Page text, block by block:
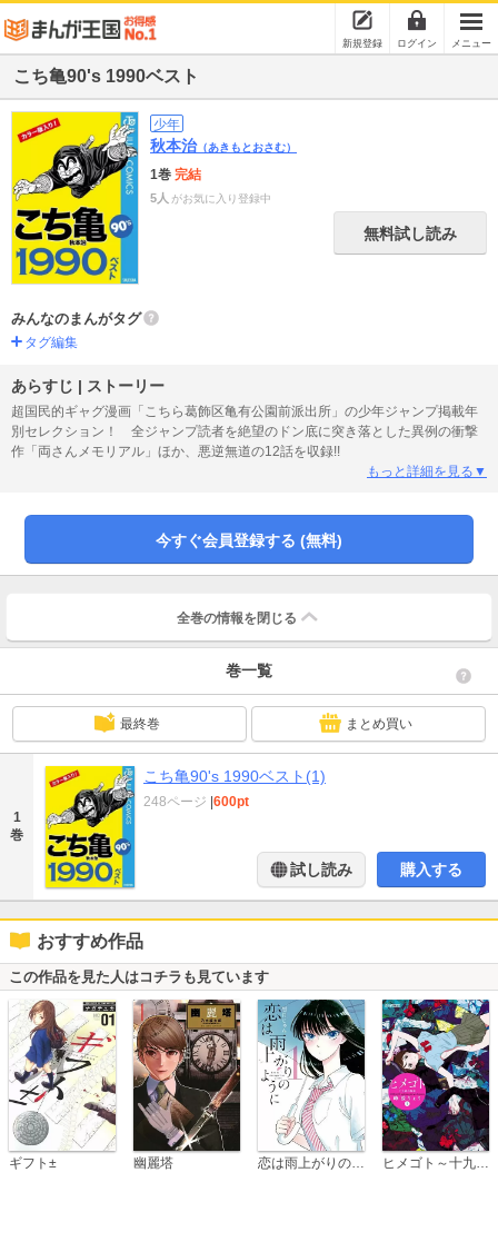
新規登録 ログイン メニュー
こち亀90's 1990ベスト
少年
秋本治（あきもとおさむ）
1巻 完結
5人 がお気に入り登録中
無料試し読み
みんなのまんがタグ
タグ編集
あらすじ | ストーリー
超国民的ギャグ漫画「こちら葛飾区亀有公園前派出所」の少年ジャンプ掲載年
別セレクション！ 全ジャンプ読者を絶望のドン底に突き落とした異例の衝撃
作「両さんメモリアル」ほか、悪逆無道の12話を収録!!
もっと詳細を見る▼
今すぐ会員登録する (無料)
全巻の情報を 閉じる
巻一覧
最終巻 まとめ買い
1
巻
こち亀90's 1990ベスト(1)
248ページ 600pt
試し読み 購入する
おすすめ作品
この作品を見た人はコチラも見ています
ギフト± 幽麗塔 恋は雨上がりのように ヒメゴト～十九歳の制服～